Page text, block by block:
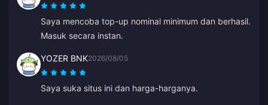
Saya mencoba top-up nominal minimum dan berhasil.
Masuk secara instan.
YOZER BNK2026/08/05
Saya suka situs ini dan harga-harganya.